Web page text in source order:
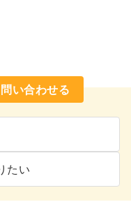
い合わせる
たい